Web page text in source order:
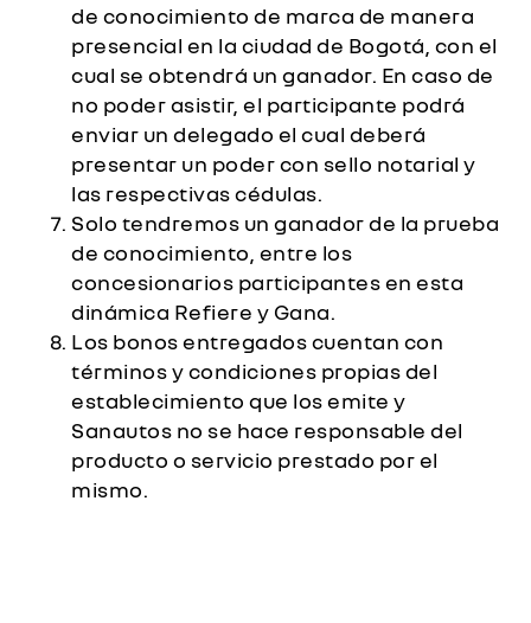
de conocimiento de marca de manera
presencial en la ciudad de Bogotá, con el
cual se obtendrá un ganador. En caso de
no poder asistir, el participante podrá
enviar un delegado el cual deberá
presentar un poder con sello notarial y
las respectivas cédulas.
Solo tendremos un ganador de la prueba
de conocimiento, entre los
concesionarios participantes en esta
dinámica Refiere y Gana.
Los bonos entregados cuentan con
términos y condiciones propias del
establecimiento que los emite y
Sanautos no se hace responsable del
producto o servicio prestado por el
mismo.